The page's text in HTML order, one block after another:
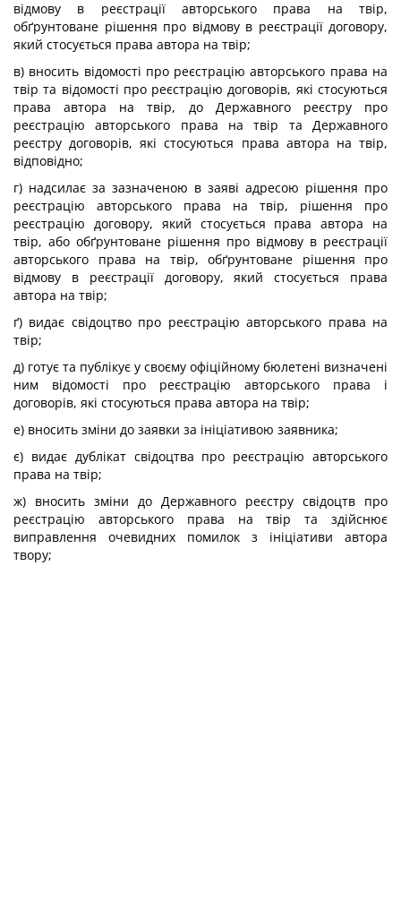
відмову в реєстрації авторського права на твір,
обґрунтоване рішення про відмову в реєстрації договору,
який стосується права автора на твір;
в) вносить відомості про реєстрацію авторського права на
твір та відомості про реєстрацію договорів, які стосуються
права автора на твір, до Державного реєстру про
реєстрацію авторського права на твір та Державного
реєстру договорів, які стосуються права автора на твір,
відповідно;
г) надсилає за зазначеною в заяві адресою рішення про
реєстрацію авторського права на твір, рішення про
реєстрацію договору, який стосується права автора на
твір, або обґрунтоване рішення про відмову в реєстрації
авторського права на твір, обґрунтоване рішення про
відмову в реєстрації договору, який стосується права
автора на твір;
ґ) видає свідоцтво про реєстрацію авторського права на
твір;
д) готує та публікує у своєму офіційному бюлетені визначені
ним відомості про реєстрацію авторського права і
договорів, які стосуються права автора на твір;
е) вносить зміни до заявки за ініціативою заявника;
є) видає дублікат свідоцтва про реєстрацію авторського
права на твір;
ж) вносить зміни до Державного реєстру свідоцтв про
реєстрацію авторського права на твір та здійснює
виправлення очевидних помилок з ініціативи автора
твору;